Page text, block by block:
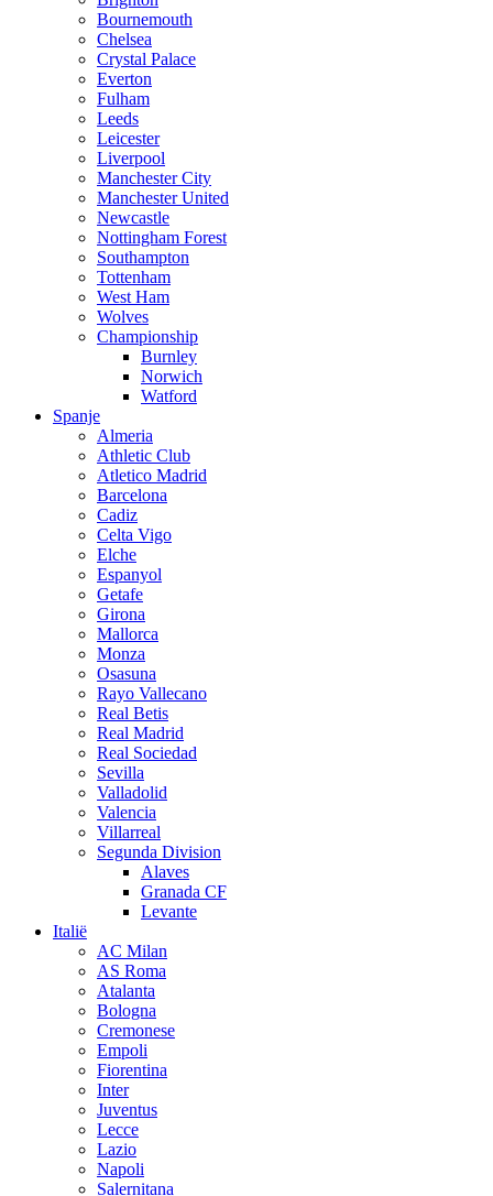
Bournemouth
Chelsea
Crystal Palace
Everton
Fulham
Leeds
Leicester
Liverpool
Manchester City
Manchester United
Newcastle
Nottingham Forest
Southampton
Tottenham
West Ham
Wolves
Championship
Burnley
Norwich
Watford
Spanje
Almeria
Athletic Club
Atletico Madrid
Barcelona
Cadiz
Celta Vigo
Elche
Espanyol
Getafe
Girona
Mallorca
Monza
Osasuna
Rayo Vallecano
Real Betis
Real Madrid
Real Sociedad
Sevilla
Valladolid
Valencia
Villarreal
Segunda Division
Alaves
Granada CF
Levante
Italië
AC Milan
AS Roma
Atalanta
Bologna
Cremonese
Empoli
Fiorentina
Inter
Juventus
Lecce
Lazio
Napoli
Salernitana